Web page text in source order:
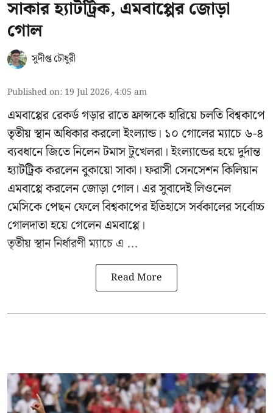
সাকার হ্যাটট্রিক, এমবাপ্পের জোড়া
গোল
সুদীপ্ত চৌধুরী
Published on: 19 Jul 2026, 4:05 am
এমবাপ্পের রেকর্ড গড়ার রাতে ফ্রান্সকে হারিয়ে চলতি বিশ্বকাপে
তৃতীয় স্থান অধিকার করলো ইংল্যান্ড। ১০ গোলের ম্যাচে ৬-৪
ব্যবধানে জিতে নিলেন টমাস টুখেলরা। ইংল্যান্ডের হয়ে দুর্দান্ত
হ্যাটট্রিক করলেন বুকায়ো সাকা। ফরাসী সেনসেশন কিলিয়ান
এমবাপ্পে করলেন জোড়া গোল। এর সুবাদেই লিওনেল
মেসিকে পেছন ফেলে বিশ্বকাপের ইতিহাসে সর্বকালের সর্বোচ্চ
গোলদাতা হয়ে গেলেন এমবাপ্পে।
তৃতীয় স্থান নির্ধারণী ম্যাচে এ ...
Read More